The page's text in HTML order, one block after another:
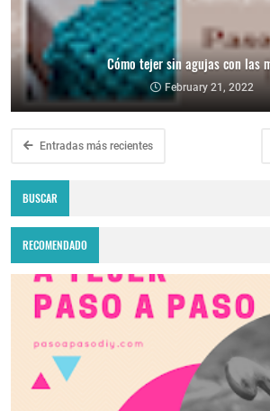
Cómo tejer sin agujas con las
February 21, 2022
Entradas más recientes
BUSCAR
RECOMENDADO